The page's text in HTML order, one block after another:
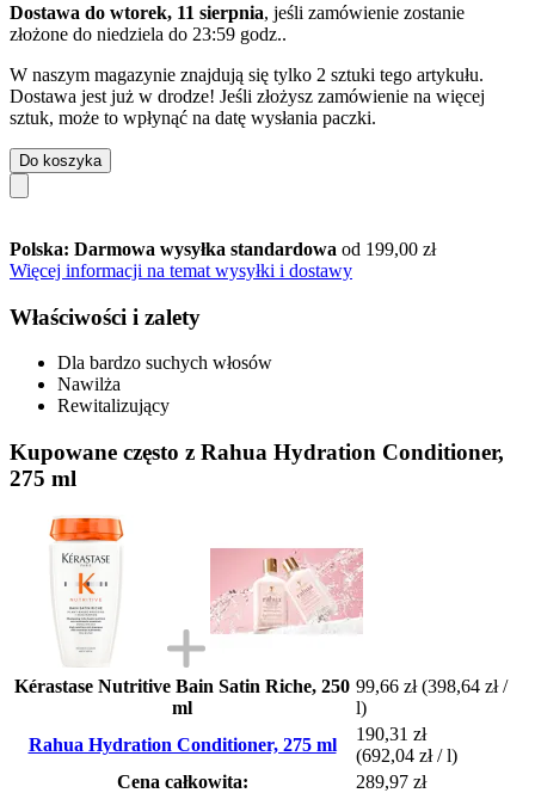
Dostawa do wtorek, 11 sierpnia, jeśli zamówienie zostanie
złożone do niedziela do 23:59 godz..
W naszym magazynie znajdują się tylko 2 sztuki tego artykułu.
Dostawa jest już w drodze! Jeśli złożysz zamówienie na więcej
sztuk, może to wpłynąć na datę wysłania paczki.
Do koszyka
Polska: Darmowa wysyłka standardowa od 199,00 zł
Więcej informacji na temat wysyłki i dostawy
Właściwości i zalety
Dla bardzo suchych włosów
Nawilża
Rewitalizujący
Kupowane często z Rahua Hydration Conditioner,
275 ml
Kérastase Nutritive Bain Satin Riche, 250
ml
99,66 zł (398,64 zł /
l)
Rahua Hydration Conditioner, 275 ml
190,31 zł
(692,04 zł / l)
Cena całkowita:
289,97 zł